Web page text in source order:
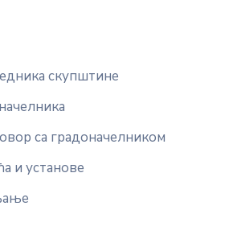
скупштине
са градоначелником
и установе